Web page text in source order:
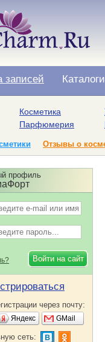
записей
Косметика
Парфюмерия
Отзывы о
профиль
через почту:
Яндекс GMail
сеть: